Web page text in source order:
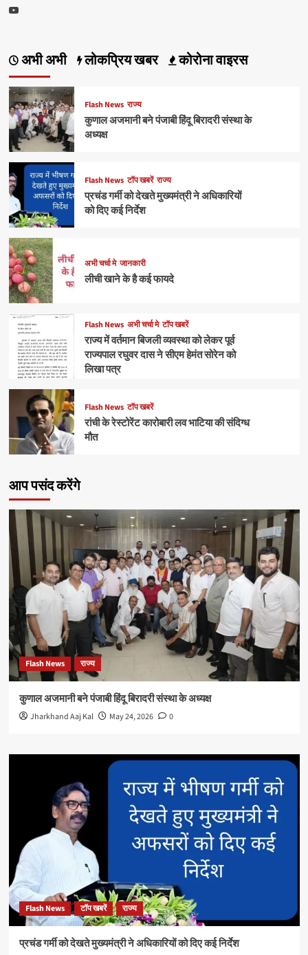
Youtube
अभी अभी लोकप्रिय खबर कोरोना वाइरस
Flash News राज्य
कुणाल अजमानी बने पंजाबी हिंदू बिरादरी संस्था के
अध्यक्ष
Flash News टॉप खबरें राज्य
प्रचंड गर्मी को देखते मुख्यमंत्री ने अधिकारियों
को दिए कई निर्देश
अभी चर्चा मे जानकारी
लीची खाने के है कई फायदे
Flash News अभी चर्चा मे टॉप खबरें
राज्य में वर्तमान बिजली व्यवस्था को लेकर पूर्व
राज्यपाल रघुवर दास ने सीएम हेमंत सोरेन को
लिखा पत्र
Flash News टॉप खबरें
रांची के रेस्टोरेंट कारोबारी लव भाटिया की संदिग्ध
मौत
आप पसंद करेंगे
Flash News राज्य
कुणाल अजमानी बने पंजाबी हिंदू बिरादरी संस्था के अध्यक्ष
Jharkhand Aaj Kal May 24, 2026 0
Flash News टॉप खबरें राज्य
प्रचंड गर्मी को देखते मुख्यमंत्री ने अधिकारियों को दिए कई निर्देश